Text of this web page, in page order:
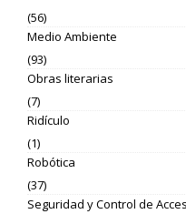
(56)
Medio Ambiente
(93)
Obras literarias
(7)
Ridículo
(1)
Robótica
(37)
Seguridad y Control de